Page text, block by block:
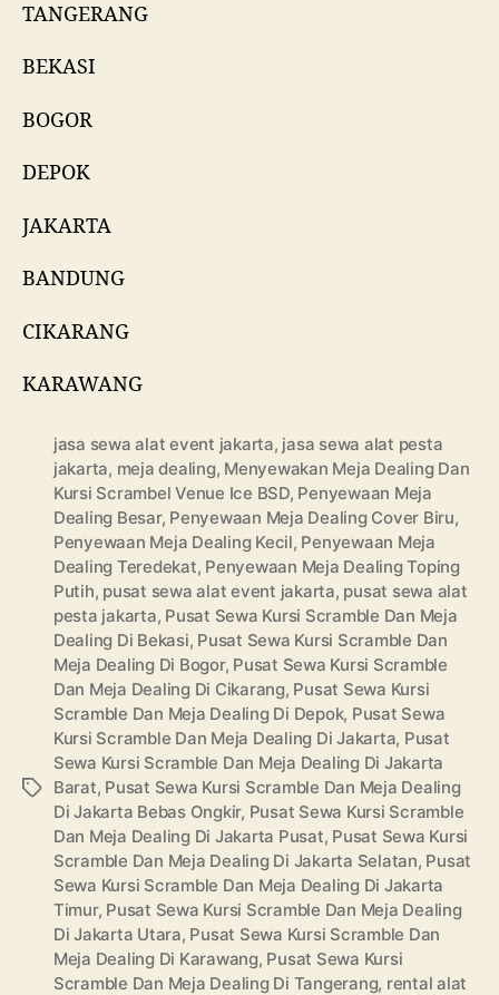
TANGERANG
BEKASI
BOGOR
DEPOK
JAKARTA
BANDUNG
CIKARANG
KARAWANG
Tags
jasa sewa alat event jakarta, jasa sewa alat pesta
jakarta, meja dealing, Menyewakan Meja Dealing Dan
Kursi Scrambel Venue Ice BSD, Penyewaan Meja
Dealing Besar, Penyewaan Meja Dealing Cover Biru,
Penyewaan Meja Dealing Kecil, Penyewaan Meja
Dealing Teredekat, Penyewaan Meja Dealing Toping
Putih, pusat sewa alat event jakarta, pusat sewa alat
pesta jakarta, Pusat Sewa Kursi Scramble Dan Meja
Dealing Di Bekasi, Pusat Sewa Kursi Scramble Dan
Meja Dealing Di Bogor, Pusat Sewa Kursi Scramble
Dan Meja Dealing Di Cikarang, Pusat Sewa Kursi
Scramble Dan Meja Dealing Di Depok, Pusat Sewa
Kursi Scramble Dan Meja Dealing Di Jakarta, Pusat
Sewa Kursi Scramble Dan Meja Dealing Di Jakarta
Barat, Pusat Sewa Kursi Scramble Dan Meja Dealing
Di Jakarta Bebas Ongkir, Pusat Sewa Kursi Scramble
Dan Meja Dealing Di Jakarta Pusat, Pusat Sewa Kursi
Scramble Dan Meja Dealing Di Jakarta Selatan, Pusat
Sewa Kursi Scramble Dan Meja Dealing Di Jakarta
Timur, Pusat Sewa Kursi Scramble Dan Meja Dealing
Di Jakarta Utara, Pusat Sewa Kursi Scramble Dan
Meja Dealing Di Karawang, Pusat Sewa Kursi
Scramble Dan Meja Dealing Di Tangerang, rental alat